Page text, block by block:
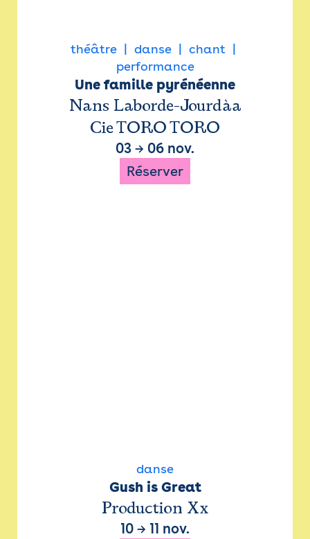
théâtre danse
chant
performance
Une famille pyrénéenne
Nans Laborde-Jourdàa
Cie TORO TORO
03 → 06 nov.
Réserver
danse
Gush is Great
Production Xx
10 → 11 nov.